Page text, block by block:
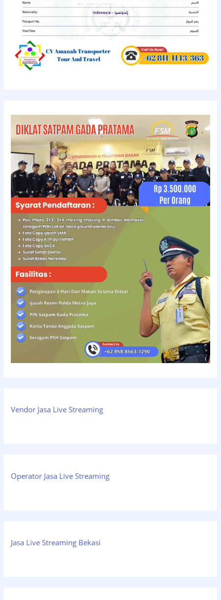
Vendor Jasa Live Streaming
Operator Jasa Live Streaming
Jasa Live Streaming Bekasi